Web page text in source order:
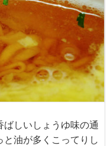
しいしょうゆ味の通
油が多くこってりし